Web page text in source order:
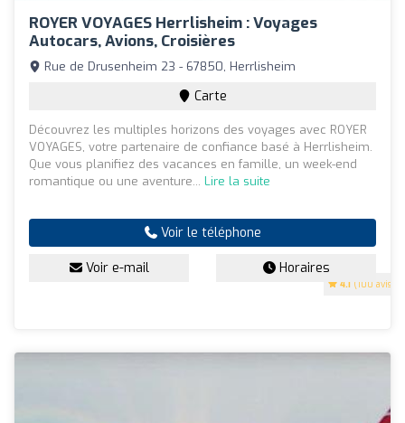
ROYER VOYAGES Herrlisheim : Voyages
Autocars, Avions, Croisières
4.1 (100 avis)
Rue de Drusenheim 23 - 67850, Herrlisheim
Carte
Découvrez les multiples horizons des voyages avec ROYER
VOYAGES, votre partenaire de confiance basé à Herrlisheim.
Que vous planifiez des vacances en famille, un week-end
romantique ou une aventure... Lire la suite
Voir le téléphone
Voir e-mail Horaires